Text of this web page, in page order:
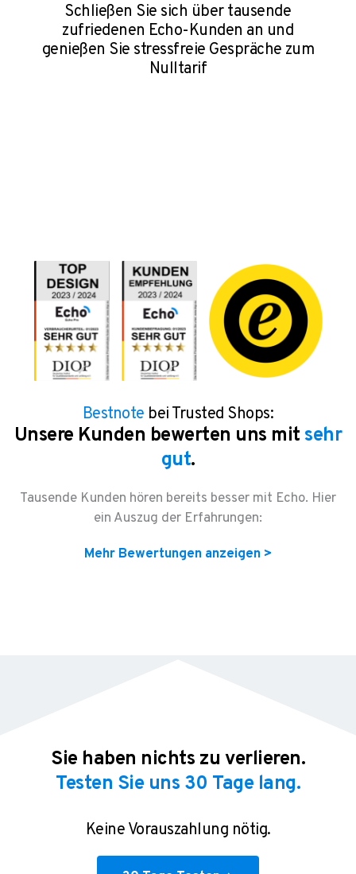
Schließen Sie sich über tausende
zufriedenen Echo-Kunden an und
genießen Sie stressfreie Gespräche⁠ zum
Nulltarif
Bestnote bei Trusted Shops:
Unsere Kunden bewerten uns mitsehr
gut.
Tausende Kunden hören bereits besser mit Echo. Hier
ein Auszug der Erfahrungen:
Mehr Bewertungen anzeigen >
Sie haben nichts zu verlieren.
Testen Sie uns 30 Tage lang.
Keine Vorauszahlung nötig.